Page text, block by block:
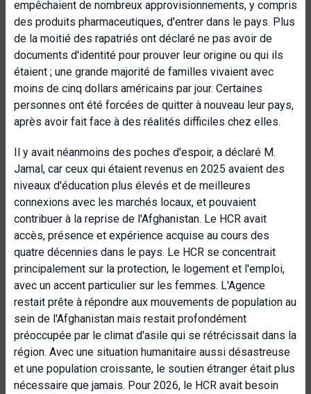
empêchaient de nombreux approvisionnements, y compris
des produits pharmaceutiques, d'entrer dans le pays. Plus
de la moitié des rapatriés ont déclaré ne pas avoir de
documents d'identité pour prouver leur origine ou qui ils
étaient ; une grande majorité de familles vivaient avec
moins de cinq dollars américains par jour. Certaines
personnes ont été forcées de quitter à nouveau leur pays,
après avoir fait face à des réalités difficiles chez elles.
Il y avait néanmoins des poches d'espoir, a déclaré M.
Jamal, car ceux qui étaient revenus en 2025 avaient des
niveaux d'éducation plus élevés et de meilleures
connexions avec les marchés locaux, et pouvaient
contribuer à la reprise de l'Afghanistan. Le HCR avait
accès, présence et expérience acquise au cours des
quatre décennies dans le pays. Le HCR se concentrait
principalement sur la protection, le logement et l'emploi,
avec un accent particulier sur les femmes. L'Agence
restait prête à répondre aux mouvements de population au
sein de l'Afghanistan mais restait profondément
préoccupée par le climat d'asile qui se rétrécissait dans la
région. Avec une situation humanitaire aussi désastreuse
et une population croissante, le soutien étranger était plus
nécessaire que jamais. Pour 2026, le HCR avait besoin